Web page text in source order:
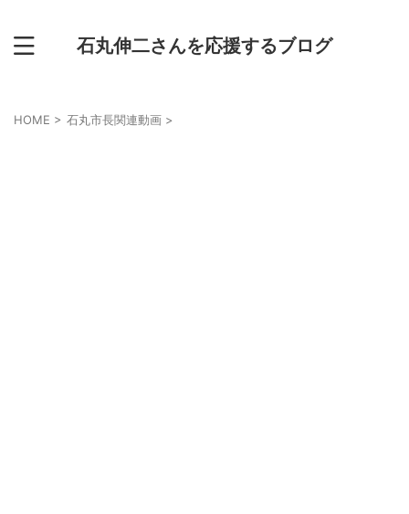
石丸伸二さんを応援するブログ
HOME > 石丸市長関連動画 >